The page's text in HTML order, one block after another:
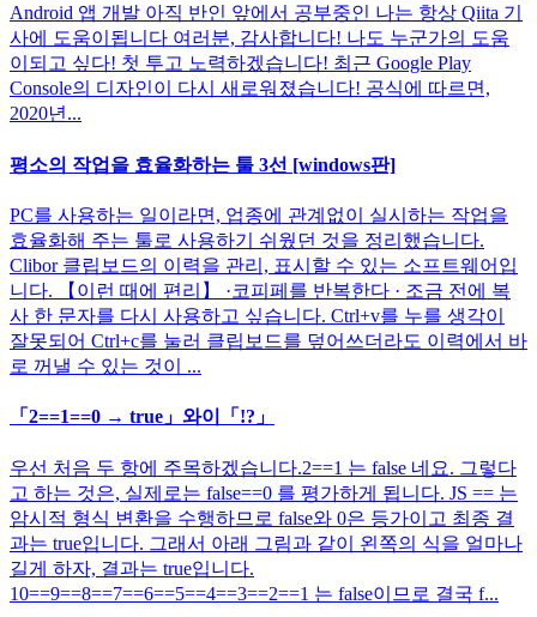
Android 앱 개발 아직 반인 앞에서 공부중인 나는 항상 Qiita 기
사에 도움이됩니다 여러분, 감사합니다! 나도 누군가의 도움
이되고 싶다! 첫 투고 노력하겠습니다! 최근 Google Play
Console의 디자인이 다시 새로워졌습니다! 공식에 따르면,
2020년...
평소의 작업을 효율화하는 툴 3선 [windows판]
PC를 사용하는 일이라면, 업종에 관계없이 실시하는 작업을
효율화해 주는 툴로 사용하기 쉬웠던 것을 정리했습니다.
Clibor 클립보드의 이력을 관리, 표시할 수 있는 소프트웨어입
니다. 【이런 때에 편리】 ·코피페를 반복한다 · 조금 전에 복
사 한 문자를 다시 사용하고 싶습니다. Ctrl+v를 누를 생각이
잘못되어 Ctrl+c를 눌러 클립보드를 덮어쓰더라도 이력에서 바
로 꺼낼 수 있는 것이 ...
「2==1==0 → true」와이「!?」
우선 처음 두 항에 주목하겠습니다.2==1 는 false 네요. 그렇다
고 하는 것은, 실제로는 false==0 를 평가하게 됩니다. JS == 는
암시적 형식 변환을 수행하므로 false와 0은 등가이고 최종 결
과는 true입니다. 그래서 아래 그림과 같이 왼쪽의 식을 얼마나
길게 하자, 결과는 true입니다.
10==9==8==7==6==5==4==3==2==1 는 false이므로 결국 f...